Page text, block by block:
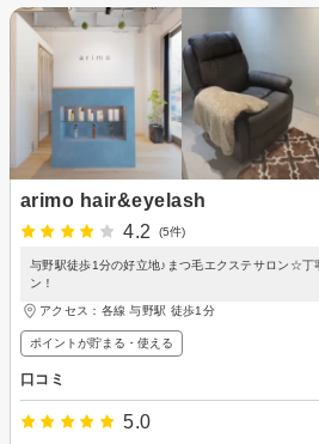
arimo hair&eyelash
4.2
(5件)
与野駅徒歩1分の好立地♪まつ毛エクステサロン☆丁
ン！
アクセス：各線 与野駅 徒歩1分
ポイントが貯まる・使える
口コミ
5.0